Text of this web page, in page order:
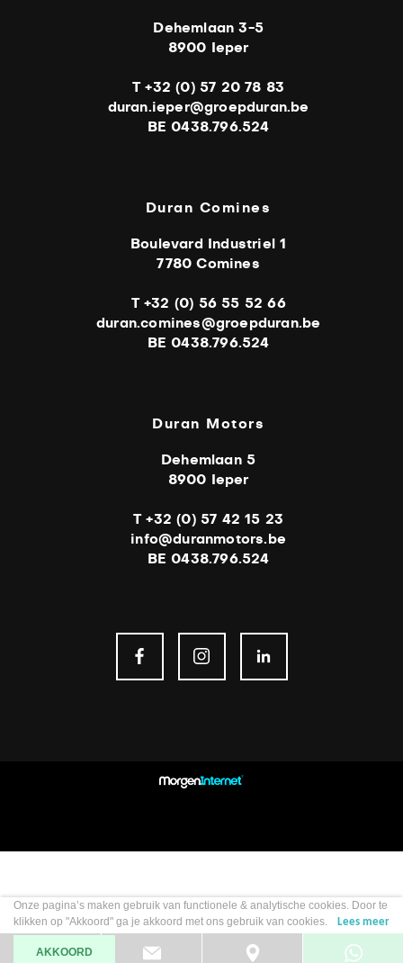
Dehemlaan 3-5
8900 Ieper
T +32 (0) 57 20 78 83
duran.ieper@groepduran.be
BE 0438.796.524
Duran Comines
Boulevard Industriel 1
7780 Comines
T +32 (0) 56 55 52 66
duran.comines@groepduran.be
BE 0438.796.524
Duran Motors
Dehemlaan 5
8900 Ieper
T +32 (0) 57 42 15 23
info@duranmotors.be
BE 0438.796.524
Onze pagina’s maken gebruik van functionele & analytische cookies. Door te
klikken op "Akkoord" ga je akkoord met ons gebruik van cookies.
Lees meer
AKKOORD